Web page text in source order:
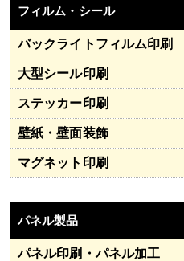
フィルム・シール
バックライトフィルム印刷
大型シール印刷
ステッカー印刷
壁紙・壁面装飾
マグネット印刷
パネル製品
パネル印刷・パネル加工